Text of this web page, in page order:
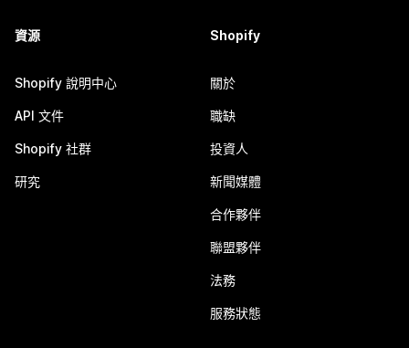
資源
Shopify 說明中心
API 文件
Shopify 社群
研究
Shopify
關於
職缺
投資人
新聞媒體
合作夥伴
聯盟夥伴
法務
服務狀態